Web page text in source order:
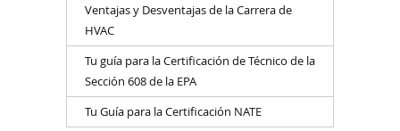
Ventajas y Desventajas de la Carrera de
HVAC
Tu guía para la Certificación de Técnico de la
Sección 608 de la EPA
Tu Guía para la Certificación NATE